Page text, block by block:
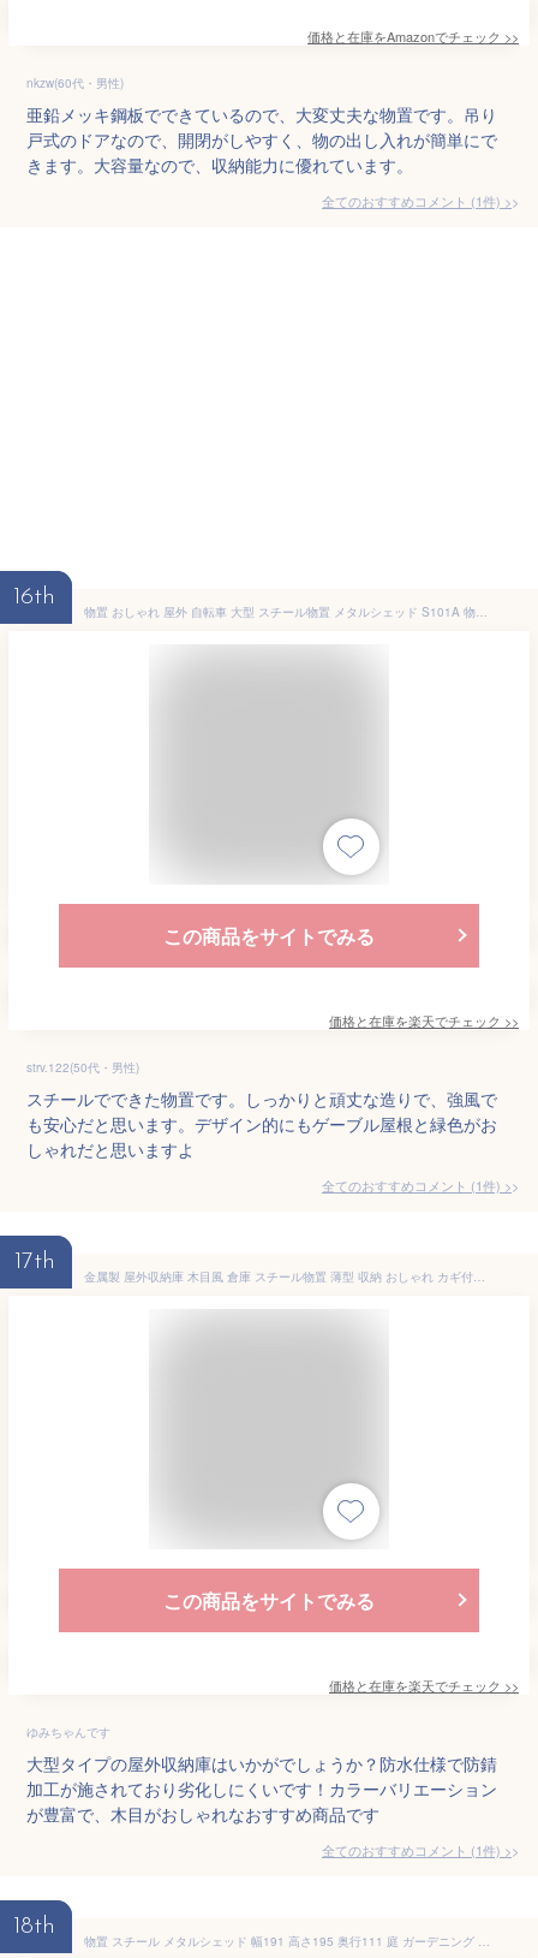
価格と在庫をAmazonでチェック >>
nkzw(60代・男性)
亜鉛メッキ鋼板でできているので、大変丈夫な物置です。吊り
戸式のドアなので、開閉がしやすく、物の出し入れが簡単にで
きます。大容量なので、収納能力に優れています。
全てのおすすめコメント (1件) >
16th
物置 おしゃれ 屋外 自転車 大型 スチール物置 メタルシェッド S101A 物置 スチール物置 大型物置 倉庫 物置 屋外 大型 ものおき 収納庫 保管 収納 ガレージ サイクルガレージ タイヤ収納 自転車 白 緑 外 屋外収納 自転車 物置
この商品をサイトでみる
価格と在庫を楽天でチェック >>
strv.122(50代・男性)
スチールでできた物置です。しっかりと頑丈な造りで、強風で
も安心だと思います。デザイン的にもゲーブル屋根と緑色がお
しゃれだと思いますよ
全てのおすすめコメント (1件) >
17th
金属製 屋外収納庫 木目風 倉庫 スチール物置 薄型 収納 おしゃれ カギ付き 防水 防サビ 縦収納 スリム 屋外 物置 大型 屋外物置 ベランダ 大容量 収納庫 アイボリー×ナチュラル/ネイビー×ナチュラル/ブラック×ブラウン LKG000035
この商品をサイトでみる
価格と在庫を楽天でチェック >>
ゆみちゃんです
大型タイプの屋外収納庫はいかがでしょうか？防水仕様で防錆
加工が施されており劣化しにくいです！カラーバリエーション
が豊富で、木目がおしゃれなおすすめ商品です
全てのおすすめコメント (1件) >
18th
物置 スチール メタルシェッド 幅191 高さ195 奥行111 庭 ガーデニング DIY 物置き 屋外用 屋外 大型 窓付き おしゃれ 屋外 窓付き 鍵 自転車 小屋 倉庫 大型物置 屋外 小屋 野外 収納庫 保管 収納 サイクルガレージ タイヤ収納 白 紺 S101A